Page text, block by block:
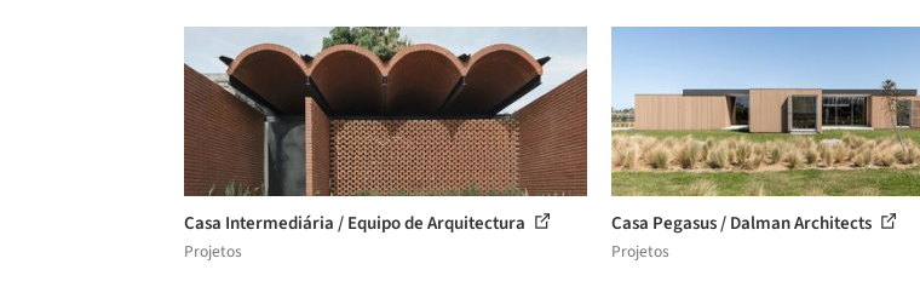
Casa Intermediária / Equipo de Arquitectura
Projetos
Casa Pegasus / Dalman Architects
Projetos